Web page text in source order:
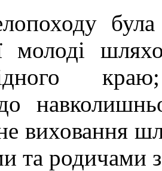
була
молоді
виховання
та родичами